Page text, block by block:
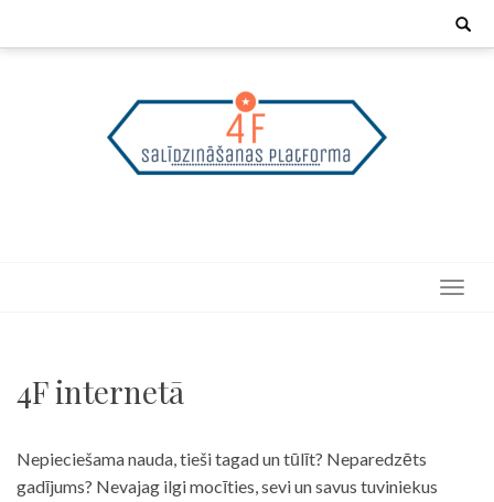
Search
4F internetā
Nepieciešama nauda, tieši tagad un tūlīt? Neparedzēts
gadījums? Nevajag ilgi mocīties, sevi un savus tuviniekus